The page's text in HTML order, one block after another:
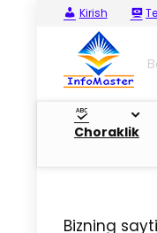
Kirish
Choraklik
Bizning